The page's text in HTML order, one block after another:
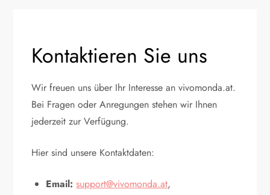
Kontaktieren Sie uns
Wir freuen uns über Ihr Interesse an vivomonda.at.
Bei Fragen oder Anregungen stehen wir Ihnen
jederzeit zur Verfügung.
Hier sind unsere Kontaktdaten:
Email: support@vivomonda.at,